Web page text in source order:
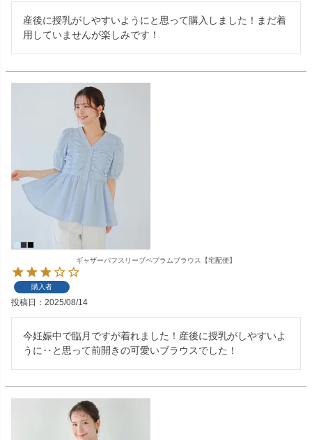
産後に授乳がしやすいようにと思って購入しました！まだ着
用していませんが楽しみです！
ギャザーパフスリーブペプラムブラウス【宅配便】
購入者
投稿日 2025/08/14
今妊娠中で臨月ですが着れました！産後に授乳がしやすいよ
うに‥と思って前開きの可愛いブラウスでした！